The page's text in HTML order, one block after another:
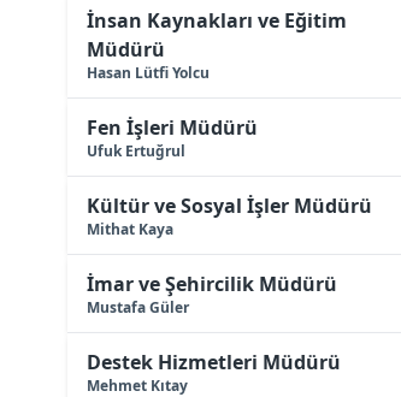
İnsan Kaynakları ve Eğitim
Müdürü
Hasan Lütfi Yolcu
Fen İşleri Müdürü
Ufuk Ertuğrul
Kültür ve Sosyal İşler Müdürü
Mithat Kaya
İmar ve Şehircilik Müdürü
Mustafa Güler
Destek Hizmetleri Müdürü
Mehmet Kıtay